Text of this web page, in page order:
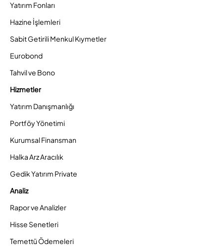
Yatırım Fonları
Hazine İşlemleri
Sabit Getirili Menkul Kıymetler
Eurobond
Tahvil ve Bono
Hizmetler
Yatırım Danışmanlığı
Portföy Yönetimi
Kurumsal Finansman
Halka Arz Aracılık
Gedik Yatırım Private
Analiz
Rapor ve Analizler
Hisse Senetleri
Temettü Ödemeleri